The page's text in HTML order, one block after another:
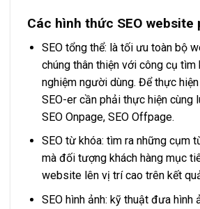
Các hình thức SEO website
SEO tổng thể: là tối ưu toàn bộ
chúng thân thiện với công cụ tìm
nghiệm người dùng. Để thực hiện
SEO-er cần phải thực hiện cùng
SEO Onpage, SEO Offpage.
SEO từ khóa: tìm ra những cụm
mà đối tượng khách hàng mục
website lên vị trí cao trên kết
SEO hình ảnh: kỹ thuật đưa hình